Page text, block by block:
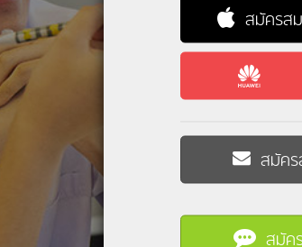
สมัครส
สมัค
สมัค